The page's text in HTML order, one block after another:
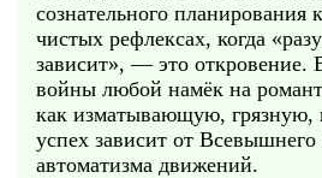
сознательного планирования
чистых рефлексах, когда
зависит», — это откровение.
войны любой намёк на
как изматывающую, грязную,
успех зависит от
автоматизма движений.